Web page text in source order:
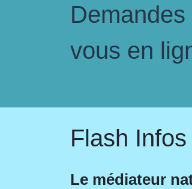
vous en
Flash Infos
Le médiateur